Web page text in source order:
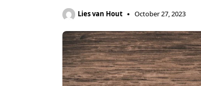
Lies van Hout October 27, 2023